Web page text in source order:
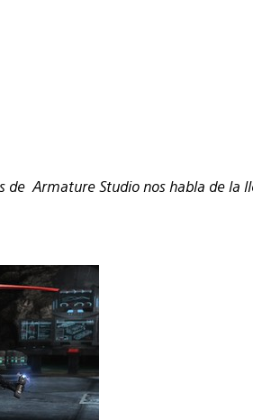
Armature Studio nos habla de la